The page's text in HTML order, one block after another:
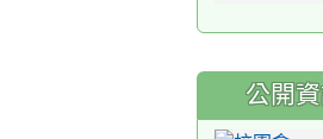
公開